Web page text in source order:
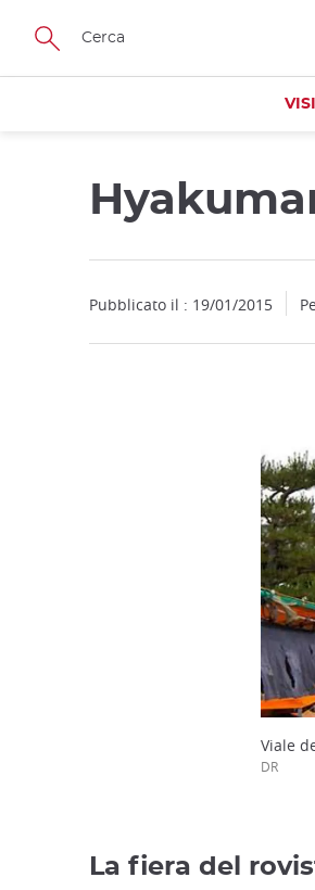
Skip
main
Pubblicato il : 19/01/2015
Viale
DR
La fiera del